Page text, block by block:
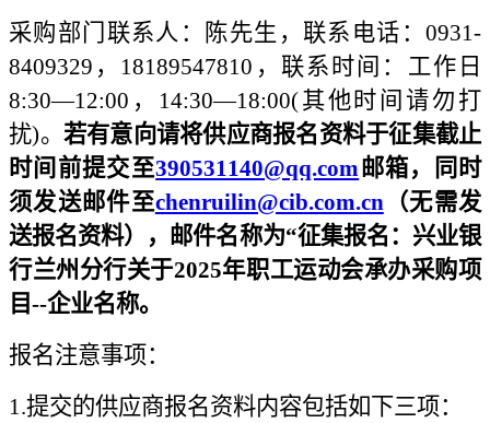
采购部门联系人：陈先生，联系电话： 0931-
8409329，18189547810，联系时间：工作日
8:30—12:00，14:30—18:00(其他时间请勿打
扰)。 若有意向请将供应商报名资料于征集截止
时间前提交至390531140@qq.com邮箱，同时
须发送邮件至chenruilin@cib.com.cn（无需发
送报名资料），邮件名称为“征集报名：兴业银
行兰州分行关于2025年职工运动会承办采购项
目--企业名称。
报名注意事项：
1.提交的供应商报名资料内容包括如下三项：